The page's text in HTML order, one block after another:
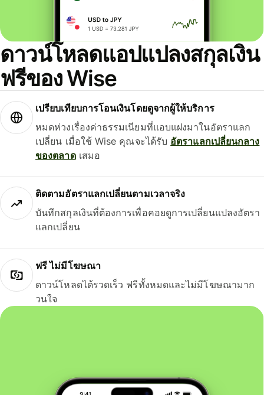
ดาวน์โหลดแอปแปลงสกุลเงิน
ฟรีของ Wise
เปรียบเทียบการโอนเงินโดยดูจากผู้ให้บริการ
หมดห่วงเรื่องค่าธรรมเนียมที่แอบแฝงมาในอัตราแลก
เปลี่ยน เมื่อใช้ Wise คุณจะได้รับ อัตราแลกเปลี่ยนกลาง
ของตลาดเสมอ
ติดตามอัตราแลกเปลี่ยนตามเวลาจริง
บันทึกสกุลเงินที่ต้องการเพื่อคอยดูการเปลี่ยนแปลงอัตรา
แลกเปลี่ยน
ฟรี ไม่มีโฆษณา
ดาวน์โหลดได้รวดเร็ว ฟรีทั้งหมดและไม่มีโฆษณามาก
วนใจ